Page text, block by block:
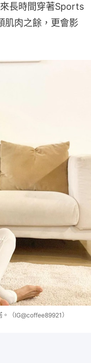
長時間穿著Sports
肌肉之餘，更會影
（IG@coffee89921）